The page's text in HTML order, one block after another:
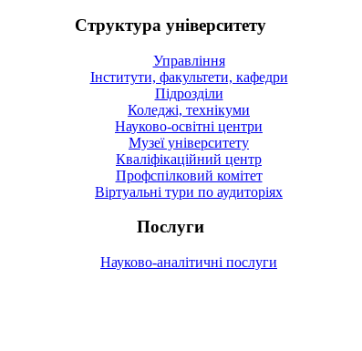
Структура університету
Управління
Інститути, факультети, кафедри
Підрозділи
Коледжі, технікуми
Науково-освітні центри
Музеї університету
Кваліфікаційний центр
Профспілковий комітет
Віртуальні тури по аудиторіях
Послуги
Науково-аналітичні послуги